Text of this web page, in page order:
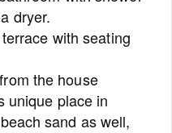
dryer.
with seating
the house
unique place in
sand as well,